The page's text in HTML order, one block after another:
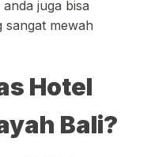
juga bisa
sangat mewah
Hotel
Bali?